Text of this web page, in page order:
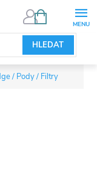
HLEDAT
NÁKUPNÍ
/ Pody / Filtry